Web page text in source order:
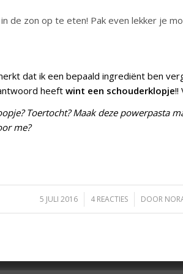
de zon op te eten! Pak even lekker je
dat ik een bepaald ingrediënt ben
heeftwint een schouderklopje!!
Toertocht? Maak deze powerpasta
me?
5 JULI 2016
/ 4 REACTIES
/ DOOR